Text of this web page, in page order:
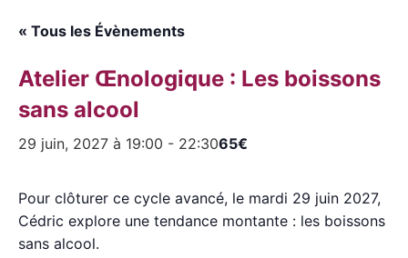
« Tous les Évènements
Atelier Œnologique : Les boissons
sans alcool
29 juin, 2027 à 19:00 - 22:3065€
Pour clôturer ce cycle avancé, le mardi 29 juin 2027,
Cédric explore une tendance montante : les boissons
sans alcool.